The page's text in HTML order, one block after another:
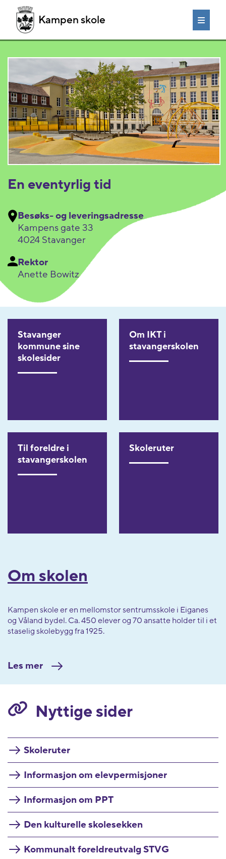
Kampen skole
En eventyrlig tid
Besøks- og leveringsadresse
Kampens gate 33
4024 Stavanger
Rektor
Anette Bowitz
Stavanger
kommune sine
skolesider
Om IKT i
stavangerskolen
Til foreldre i
stavangerskolen
Skoleruter
Om skolen
Kampen skole er en mellomstor sentrumsskole i Eiganes
og Våland bydel. Ca. 450 elever og 70 ansatte holder til i et
staselig skolebygg fra 1925.
Les mer
Nyttige sider
Skoleruter
Informasjon om elevpermisjoner
Informasjon om PPT
Den kulturelle skolesekken
Kommunalt foreldreutvalg STVG